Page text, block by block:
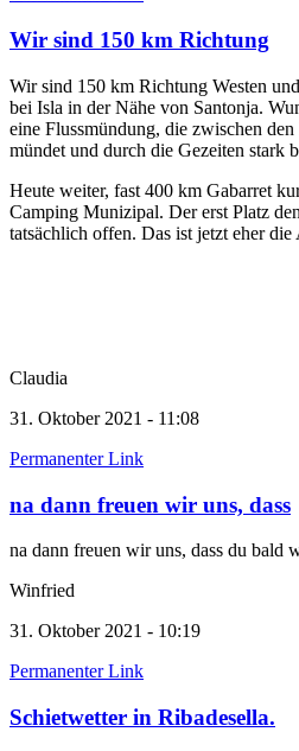
Wir sind 150 km Richtung
Wir sind 150 km Richtung Westen
bei Isla in der Nähe von Santonja.
eine Flussmündung, die zwischen
mündet und durch die Gezeiten stark
Heute weiter, fast 400 km Gabarret
Camping Munizipal. Der erst Platz
tatsächlich offen. Das ist jetzt eher die
Claudia
31. Oktober 2021 - 11:08
Permanenter Link
na dann freuen wir uns, dass
na dann freuen wir uns, dass du bald
Winfried
31. Oktober 2021 - 10:19
Permanenter Link
Schietwetter in Ribadesella.